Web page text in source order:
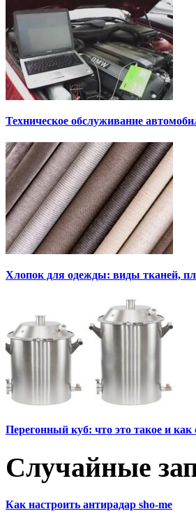
Техническое обслуживание
Хлопок для одежды: виды тканей,
Перегонный куб: что это такое и как
Случайные
Как настроить антирадар sho-me